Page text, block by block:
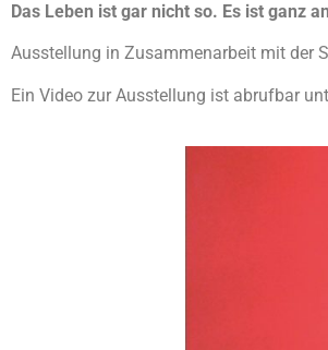
Das Leben ist gar nicht so. Es ist ganz
Ausstellung in Zusammenarbeit mit der
Ein Video zur Ausstellung ist abrufbar